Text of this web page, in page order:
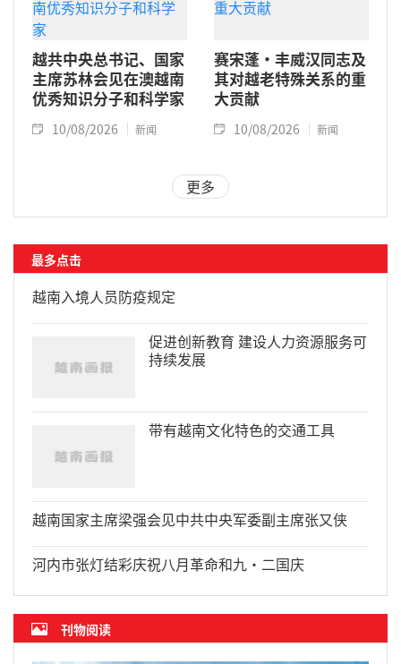
越共中央总书记、国家
主席苏林会见在澳越南
优秀知识分子和科学家
10/08/2026 新闻
赛宋蓬·丰威汉同志及
其对越老特殊关系的重
大贡献
10/08/2026 新闻
更多
最多点击
越南入境人员防疫规定
促进创新教育 建设人力资源服务可
持续发展
带有越南文化特色的交通工具
越南国家主席梁强会见中共中央军委副主席张又侠
河内市张灯结彩庆祝八月革命和九·二国庆
刊物阅读